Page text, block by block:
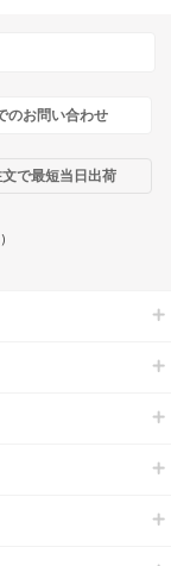
のお問い合わせ
で最短当日出荷